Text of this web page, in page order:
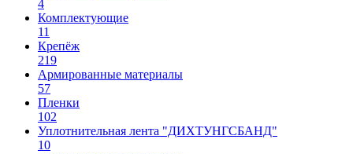
4
Комплектующие
11
Крепёж
219
Армированные материалы
57
Пленки
102
Уплотнительная лента "ДИХТУНГСБАНД"
10